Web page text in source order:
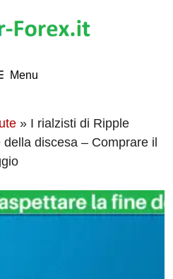
Menu
» I rialzisti di Ripple
discesa – Comprare il